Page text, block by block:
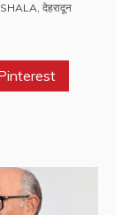
, देहरादून